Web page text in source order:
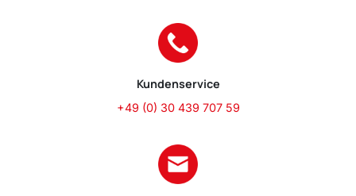
Kundenservice
+49 (0) 30 439 707 59